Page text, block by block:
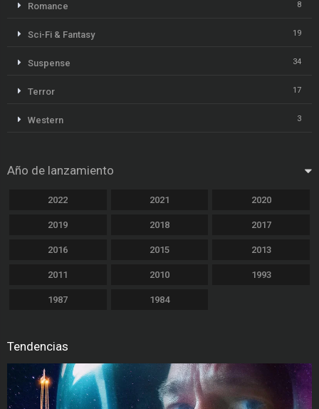
Romance 8
Sci-Fi & Fantasy 19
Suspense 34
Terror 17
Western 3
Año de lanzamiento
2022 2021 2020
2019 2018 2017
2016 2015 2013
2011 2010 1993
1987 1984
Tendencias